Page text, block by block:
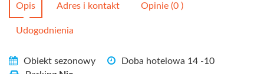
Opis Adres i kontakt Opinie (0 )
Udogodnienia
Obiekt sezonowy
Doba hotelowa 14 -10